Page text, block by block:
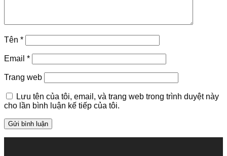
Tên *
Email *
Trang web
Lưu tên của tôi, email, và trang web trong trình duyệt này
cho lần bình luận kế tiếp của tôi.